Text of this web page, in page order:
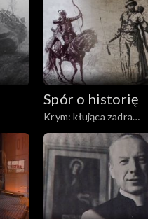
Spór o historię
Krym: kłująca zadra
Rzeczypospolitej